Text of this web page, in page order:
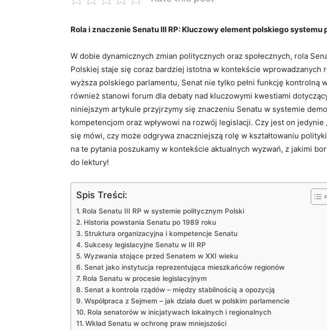
Rola i znaczenie Senatu III RP: Kluczowy element polskiego
W dobie dynamicznych zmian politycznych oraz społecznych, rola
Polskiej staje się coraz bardziej istotna w kontekście wprowadzanych
wyższa polskiego parlamentu, Senat nie tylko pełni funkcję kontrolną
również stanowi forum dla debaty nad kluczowymi kwestiami
niniejszym artykule przyjrzymy się znaczeniu Senatu w systemie
kompetencjom oraz wpływowi na rozwój legislacji. Czy jest on jedynie
się mówi, czy może odgrywa znaczniejszą rolę w kształtowaniu
na te pytania poszukamy w kontekście aktualnych wyzwań, z jakimi
do lektury!
Spis Treści:
Rola Senatu III RP w systemie politycznym Polski
Historia powstania Senatu po 1989 roku
Struktura organizacyjna i kompetencje Senatu
Sukcesy legislacyjne Senatu w III RP
Wyzwania stojące przed Senatem w XXI wieku
Senat jako instytucja reprezentująca mieszkańców regionów
Rola Senatu w procesie legislacyjnym
Senat a kontrola rządów – między stabilnością a opozycją
Współpraca z Sejmem – jak działa duet w polskim parlamencie
Rola senatorów w inicjatywach lokalnych i regionalnych
Wkład Senatu w ochronę praw mniejszości